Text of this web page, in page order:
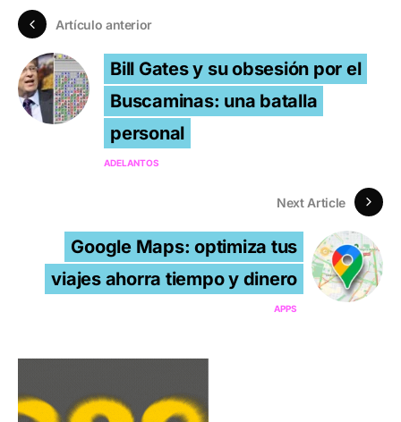
Artículo anterior
Bill Gates y su obsesión por el
Buscaminas: una batalla
personal
ADELANTOS
Next Article
Google Maps: optimiza tus
viajes ahorra tiempo y dinero
APPS